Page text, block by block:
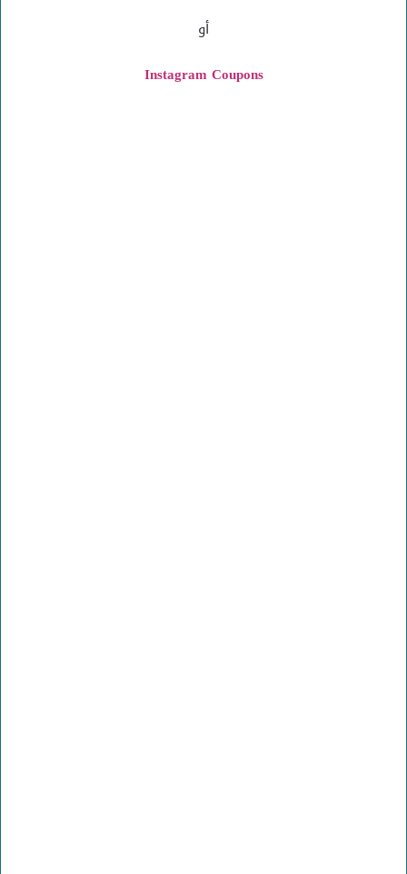
أو
Coupons
Instagram